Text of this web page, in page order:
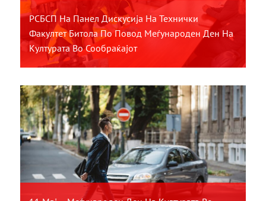
РСБСП На Панел Дискусија На Технички
Факултет Битола По Повод Меѓународен Ден На
Културата Во Сообраќајот